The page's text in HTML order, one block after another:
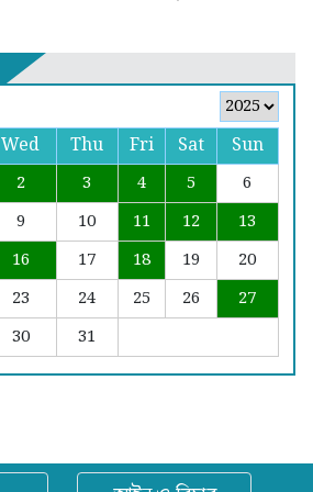
Wed Thu Fri Sat Sun
2 3 4 5
6
9 10 11 12
13
16 17 18 19
20
23 24 25 26
27
30 31